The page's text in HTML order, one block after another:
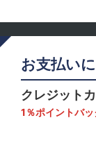
お支払い
クレジット
1％ポイントバッ